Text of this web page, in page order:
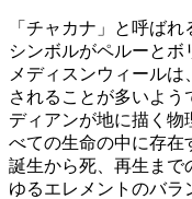
「チャカナ」と呼ばれ
シンボルがペルーとボ
メディスンウィール
されることが多いよ
ディアンが地に描く物
べての生命の中に存在
誕生から死、再生まで
ゆるエレメントのバラ